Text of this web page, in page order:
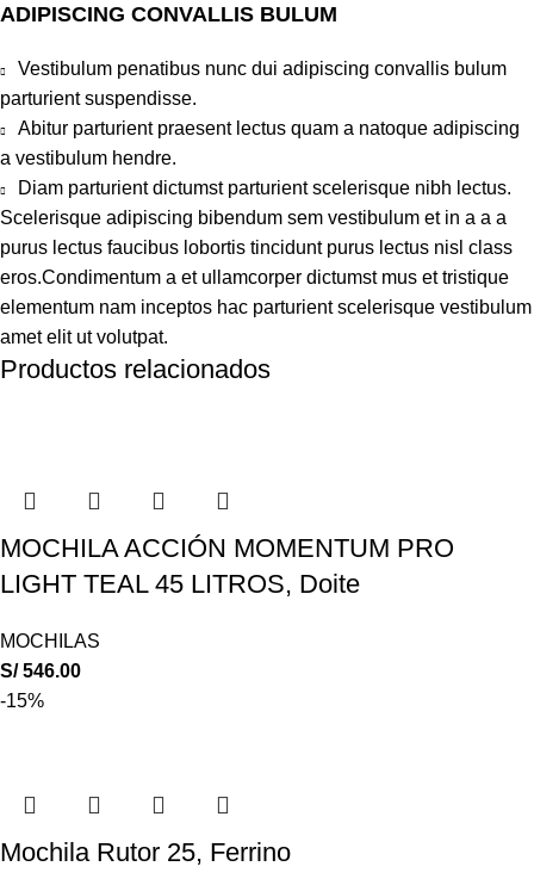
ADIPISCING CONVALLIS BULUM
Vestibulum penatibus nunc dui adipiscing convallis bulum
parturient suspendisse.
Abitur parturient praesent lectus quam a natoque adipiscing
a vestibulum hendre.
Diam parturient dictumst parturient scelerisque nibh lectus.
Scelerisque adipiscing bibendum sem vestibulum et in a a a
purus lectus faucibus lobortis tincidunt purus lectus nisl class
eros.Condimentum a et ullamcorper dictumst mus et tristique
elementum nam inceptos hac parturient scelerisque vestibulum
amet elit ut volutpat.
Productos relacionados
MOCHILA ACCIÓN MOMENTUM PRO
LIGHT TEAL 45 LITROS, Doite
MOCHILAS
S/546.00
-15%
Mochila Rutor 25, Ferrino